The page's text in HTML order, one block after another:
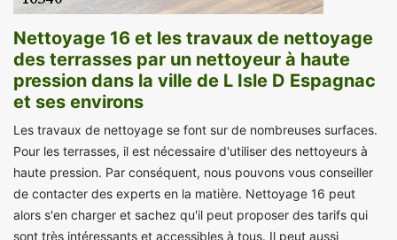
Nettoyage 16 et les travaux de nettoyage
des terrasses par un nettoyeur à haute
pression dans la ville de L Isle D Espagnac
et ses environs
Les travaux de nettoyage se font sur de nombreuses surfaces.
Pour les terrasses, il est nécessaire d'utiliser des nettoyeurs à
haute pression. Par conséquent, nous pouvons vous conseiller
de contacter des experts en la matière. Nettoyage 16 peut
alors s'en charger et sachez qu'il peut proposer des tarifs qui
sont très intéressants et accessibles à tous. Il peut aussi